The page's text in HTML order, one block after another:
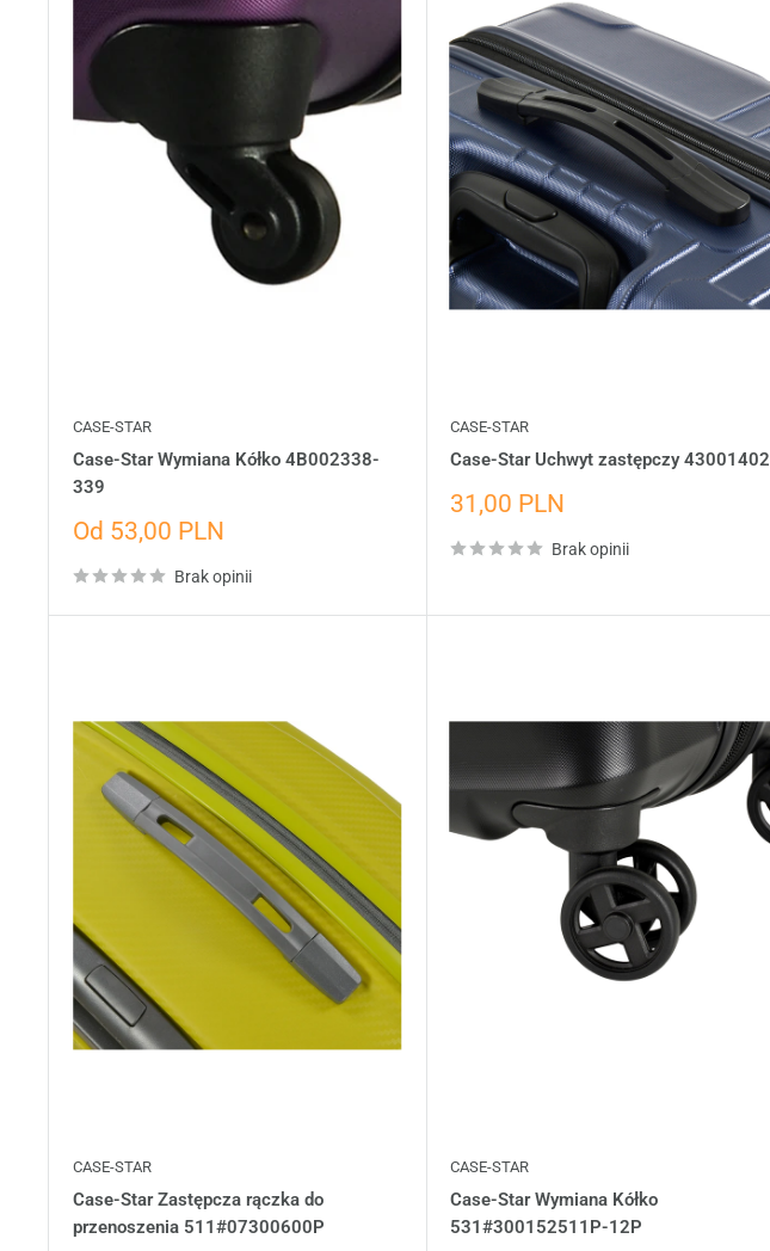
CASE-STAR
Case-Star Wymiana Kółko 4B002338-
339
Cena
Od 53,00 PLN
Brak opinii
CASE-STAR
Case-Star Uchwyt zastępczy 43001402
Cena
31,00 PLN
Brak opinii
CASE-STAR
Case-Star Zastępcza rączka do
przenoszenia 511#07300600P
CASE-STAR
Case-Star Wymiana Kółko
531#300152511P-12P